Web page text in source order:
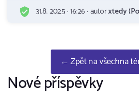
31.8. 2025 · 16:26 · autorxtedy
← Zpět na všechna
Nové příspěvky